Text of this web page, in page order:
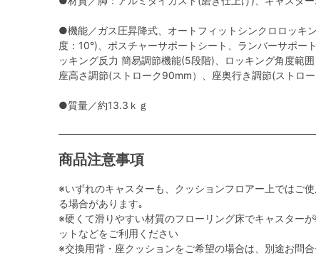
●機能／ガス圧昇降式、オートフィットシンクロロッキ
度：10°)、ポスチャーサポートシート、ランバーサポー
ッキング反力 簡易調節機能(5段階)、ロッキング角度範囲
座高さ調節(ストローク90mm）、座奥行き調節(ストロー
●質量／約13.3ｋｇ
商品注意事項
※いずれのキャスターも、クッションフロアー上ではご
る場合があります｡
※硬くて滑りやすい材質のフローリング床でキャスター
ットなどをご利用ください
※交換用背・座クッションをご希望の場合は、別途お問合